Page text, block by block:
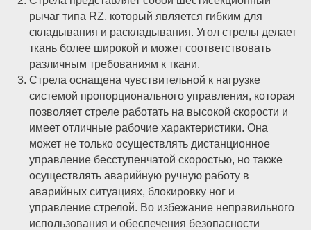
рычаг типа RZ, который является гибким для
складывания и раскладывания. Угол стрелы делает
ткань более широкой и может соответствовать
различным требованиям к ткани.
Стрела оснащена чувствительной к нагрузке
системой пропорционального управления, которая
позволяет стреле работать на высокой скорости и
имеет отличные рабочие характеристики. Она
может не только осуществлять дистанционное
управление бесступенчатой скоростью, но также
осуществлять аварийную ручную работу в
аварийных ситуациях, блокировку ног и
управление стрелой. Во избежание неправильного
использования и обеспечения безопасности